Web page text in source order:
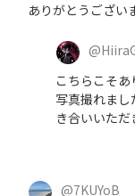
ありがとうござい
@
こちらこそ
写真撮れま
き合いいただ
@7KUYoB